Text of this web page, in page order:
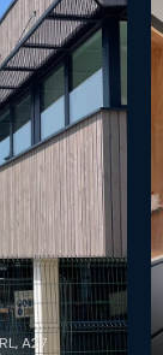
A27